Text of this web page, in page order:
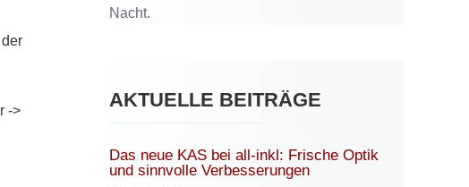
->
Nacht.
AKTUELLE BEITRÄGE
Das neue KAS bei all-inkl: Frische Optik
und sinnvolle Verbesserungen